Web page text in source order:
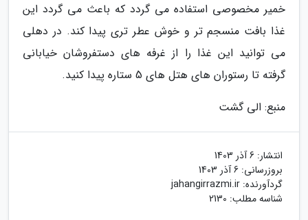
خمیر مخصوصی استفاده می گردد که باعث می گردد این
غذا بافت منسجم تر و خوش عطر تری پیدا کند. در دهلی
می توانید این غذا را از غرفه های دستفروشان خیابانی
گرفته تا رستوران های هتل های 5 ستاره پیدا کنید.
منبع: الی گشت
انتشار: 6 آذر 1403
بروزرسانی: 6 آذر 1403
گردآورنده: jahangirrazmi.ir
شناسه مطلب: 2130